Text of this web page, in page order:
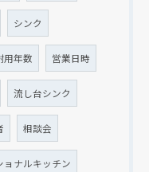
シンク
用年数 営業日時
流し台シンク
相談会
ョナルキッチン